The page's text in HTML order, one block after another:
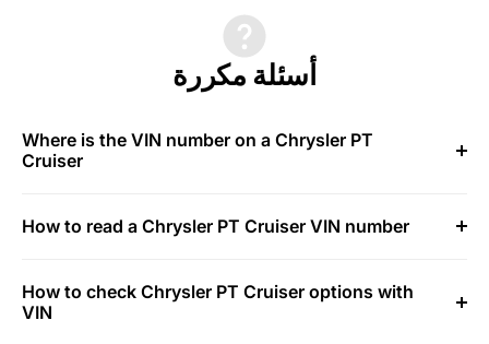
أسئلة مكررة
Where is the VIN number on a Chrysler PT
Cruiser
How to read a Chrysler PT Cruiser VIN number
How to check Chrysler PT Cruiser options with
VIN